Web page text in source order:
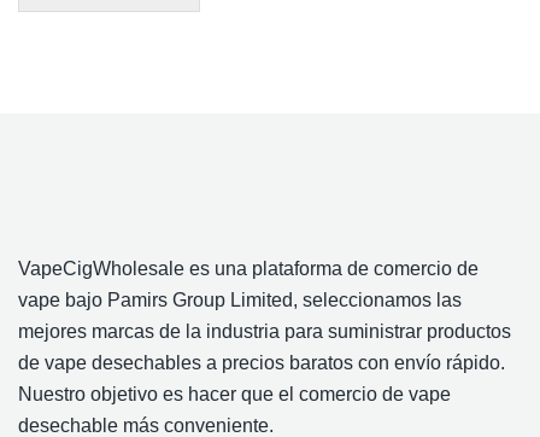
VapeCigWholesale es una plataforma de comercio de
vape bajo Pamirs Group Limited, seleccionamos las
mejores marcas de la industria para suministrar productos
de vape desechables a precios baratos con envío rápido.
Nuestro objetivo es hacer que el comercio de vape
desechable más conveniente.